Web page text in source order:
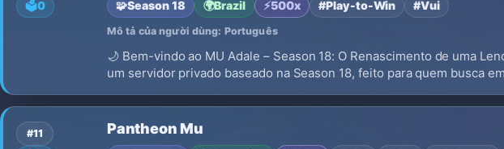
🗳️0 🧩Season 18 🌍Brazil ⚡500x #Play-to-Win #Vui
Mô tả của người dùng: Português
🌙 Bem-vindo ao MU Adale – Season 18: O Renascimento de uma
um servidor privado baseado na Season 18, feito para quem busca
#11 Pantheon Mu